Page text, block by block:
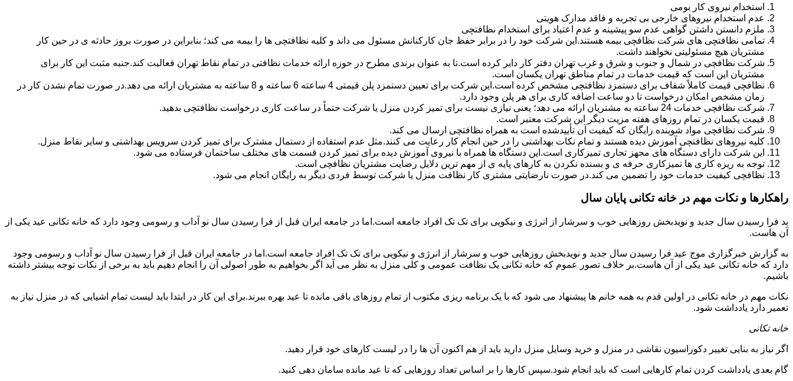
استخدام نیروی کار بومی
عدم استخدام نیروهای خارجی بی تجربه و فاقد مدارک هویتی
ملزم دانستن داشتن گواهی عدم سو پیشینه و عدم اعتیاد برای استخدام نظافتچی
تمامی نظافتچی های شرکت نظافچی بیمه هستند.این شرکت خود را در برابر حفظ جان کارکنانش مسئول می داند و کلیه نظافتچی ها را بیمه می کند؛ بنابراین در صورت بروز حادثه ی در حین کار
مشتریان هیچ مسئولیتی نخواهند داشت.
شرکت نظافچی در شمال و جنوب و شرق و غرب تهران دفتر کار دایر کرده است.تا به عنوان برندی مطرح در حوزه ارائه خدمات نظافتی در تمام نقاط تهران فعالیت کند.جنبه مثبت این کار برای
مشتریان این است که قیمت خدمات در تمام مناطق تهران یکسان است.
نظافچی قیمت کاملاً شفاف برای دستمزد نظافتچی مشخص کرده است.این شرکت برای تعیین دستمزد پلن قیمتی 4 ساعته 6 ساعته و 8 ساعته به مشتریان ارائه می دهد.در صورت تمام نشدن کار در
زمان مشخص امکان درخواست تا دو ساعت اضافه کاری برای هر پلن وجود دارد.
شرکت نظافچی خدمات 24 ساعته به مشتریان ارائه می دهد؛ یعنی نیازی نیست برای تمیز کردن منزل یا شرکت حتماً در ساعت کاری درخواست نظافتچی بدهید.
قیمت یکسان در تمام روزهای هفته مزیت دیگر این شرکت معتبر است.
شرکت نظافچی مواد شوینده رایگان که کیفیت آن تأییدشده است به همراه نظافتچی ارسال می کند.
کلیه نیروهای نظافتچی آموزش دیده هستند و تمام نکات بهداشتی را در حین انجام کار رعایت می کنند.مثل عدم استفاده از دستمال مشترک برای تمیز کردن سرویس بهداشتی و سایر نقاط منزل.
این شرکت دارای دستگاه های مجهز تجاری تمیزکاری است.این دستگاه ها همراه با نیروی آموزش دیده برای تمیز کردن قسمت های مختلف ساختمان فرستاده می شود.
توجه به ریزه کاری ها تمیزکاری حرفه ی و بسنده نکردن به کارهای پایه ی از مهم ترین دلایل رضایت مشتریان نظافچی است.
نظافچی کیفیت خدمات خود را تضمین می کند.در صورت نارضایتی مشتری کار نظافت منزل یا شرکت توسط فردی دیگر به رایگان انجام می شود.
راهکارها و نکات مهم در خانه تکانی پایان سال
ید فرا رسیدن سال جدید و نویدبخش روزهایی خوب و سرشار از انرژی و نیکویی برای تک تک افراد جامعه است.اما در جامعه ایران قبل از فرا رسیدن سال نو آداب و رسومی وجود دارد که خانه تکانی عید یکی از
آن هاست.
به گزارش خبرگزاری موج عید فرا رسیدن سال جدید و نویدبخش روزهایی خوب و سرشار از انرژی و نیکویی برای تک تک افراد جامعه است.اما در جامعه ایران قبل از فرا رسیدن سال نو آداب و رسومی وجود
دارد که خانه تکانی عید یکی از آن هاست.بر خلاف تصور عموم که خانه تکانی یک نظافت عمومی و کلی منزل به نظر می آید اگر بخواهیم به طور اصولی آن را انجام دهیم باید به برخی از نکات توجه بیشتر داشته
باشیم.
نکات مهم در خانه تکانی در اولین قدم به همه خانم ها پیشنهاد می شود که با یک برنامه ریزی مکتوب از تمام روزهای باقی مانده تا عید بهره ببرند.برای این کار در ابتدا باید لیست تمام اشیایی که در منزل نیاز به
تعمیر دارد یادداشت شود.
خانه تکانی
اگر نیاز به بنایی تغییر دکوراسیون نقاشی در منزل و خرید وسایل منزل دارید باید از هم اکنون آن ها را در لیست کارهای خود قرار دهید.
گام بعدی یادداشت کردن تمام کارهایی است که باید انجام شود.سپس کارها را بر اساس تعداد روزهایی که تا عید مانده سامان دهی کنید.